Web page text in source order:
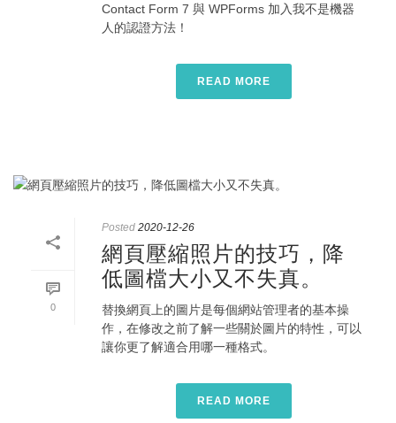
Contact Form 7 與 WPForms 加入我不是機器
人的認證方法！
READ MORE
0
Posted 2020-12-26
網頁壓縮照片的技巧，降
低圖檔大小又不失真。
替換網頁上的圖片是每個網站管理者的基本操
作，在修改之前了解一些關於圖片的特性，可以
讓你更了解適合用哪一種格式。
READ MORE